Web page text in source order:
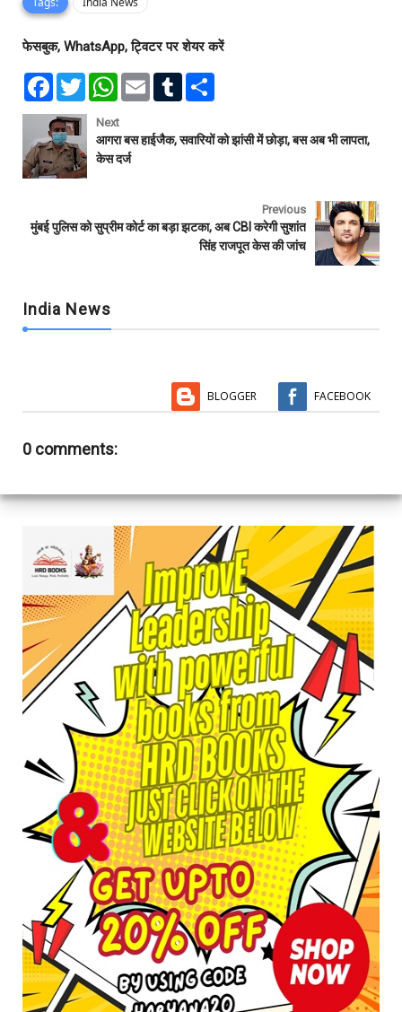
फेसबुक, WhatsApp, ट्विटर पर शेयर करें
F
e
b
o
o
k
T
w
e
r
W
t
s
A
p
E
l
T
l
e
Next
आगरा बस हाईजैक, सवारियों को झांसी में छोड़ा, बस अब भी लापता,
केस दर्ज
Previous
मुंबई पुलिस को सुप्रीम कोर्ट का बड़ा झटका, अब CBI करेगी सुशांत
सिंह राजपूत केस की जांच
India News
BLOGGER FACEBOOK
0 comments: